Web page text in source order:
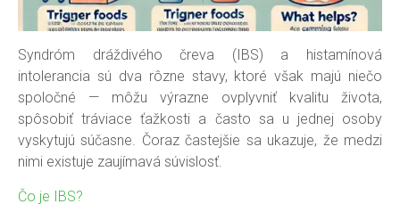
Syndróm dráždivého čreva (IBS) a histamínová
intolerancia sú dva rôzne stavy, ktoré však majú niečo
spoločné — môžu výrazne ovplyvniť kvalitu života,
spôsobiť tráviace ťažkosti a často sa u jednej osoby
vyskytujú súčasne. Čoraz častejšie sa ukazuje, že medzi
nimi existuje zaujímavá súvislosť.
Čo je IBS?